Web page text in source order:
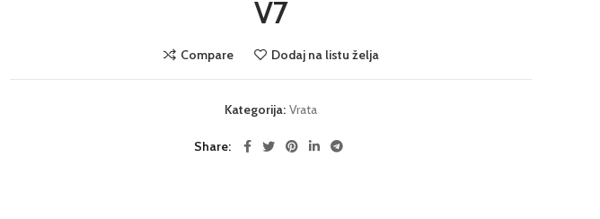
V7
Compare Dodaj na listu želja
Kategorija: Vrata
Share